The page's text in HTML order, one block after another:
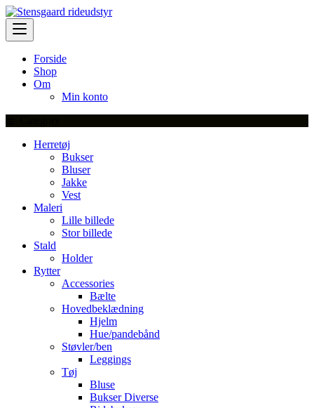
Skip
to
content
Forside
Shop
Om
Min konto
Herretøj
Bukser
Bluser
Jakke
Vest
Maleri
Lille billede
Stor billede
Stald
Holder
Rytter
Accessories
Bælte
Hovedbeklædning
Hjelm
Hue/pandebånd
Støvler/ben
Leggings
Tøj
Bluse
Bukser Diverse